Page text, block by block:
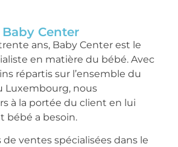
Center
ans, Baby Center est le
en matière du bébé. Avec
répartis sur l’ensemble du
Luxembourg, nous
à la portée du client en lui
bébé a besoin.
de ventes spécialisées dans le